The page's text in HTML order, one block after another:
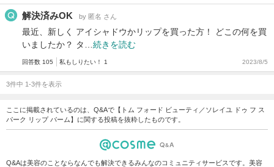
解決済みOK by 匿名 さん
最近、新しく アイシャドウかリップを買った方！ どこの何を買
いましたか？ タ… 続きを読む
回答数 105 私もしりたい！ 1 2023/8/5
3件中 1-3件を表示
ここに掲載されているのは、Q&Aで【トム フォード ビューティ／ソレイユ ドゥ フ ス
パーク リップ バーム】に関する投稿を抜粋したものです。
Q&Aは美容のことならなんでも解決できるみんなのコミュニティサービスです。美容